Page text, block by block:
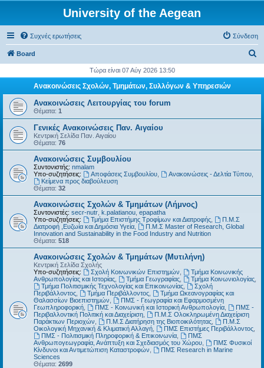
University of the Aegean
Συχνές ερωτήσεις Σύνδεση
Board
ζ
σ
Τώρα είναι 07 Αύγ 2026 13:50
Ανακοινώσεις Σχολών, Τμημάτων, Συλλόγων & Υπηρεσιών
Ανακοινώσεις Λειτουργίας του forum
Θέματα: 1
Γενικές Ανακοινώσεις Παν. Αιγαίου
Κεντρική Σελίδα Παν. Αιγαίου
Θέματα: 76
Ανακοινώσεις Συμβουλίου
Συντονιστής: nmalam
Υπο-συζητήσεις:
Αποφάσεις Συμβουλίου, Ανακοινώσεις - Δελτία Τύπου,
Kείμενα προς διαβούλευση
Θέματα: 32
Ανακοινώσεις Σχολών & Τμημάτων (Λήμνος)
Συντονιστές: secr-nutr k.palatianou epapatha
Υπο-συζητήσεις:
Τμήμα Επιστήμης Τροφίμων και Διατροφής,
Π.Μ.Σ
Διατροφή ,Ευζωία και Δημόσια Υγεία
Π.Μ.Σ Master of Research, Global
Innovation and Sustainability in the Food Industry and Nutrition
Θέματα: 518
Ανακοινώσεις Σχολών & Τμημάτων (Μυτιλήνη)
Κεντρική Σελίδα Σχολής
Υπο-συζητήσεις:
Σχολή Κοινωνικών Επιστημών
Τμήμα Κοινωνικής
Ανθρωπολογίας και Ιστορίας
Τμήμα Γεωγραφίας, Τμήμα Κοινωνιολογίας,
Τμήμα Πολιτισμικής Τεχνολογίας και Επικοινωνίας,
Σχολή
Περιβάλλοντος
Τμήμα Περιβάλλοντος,
Τμήμα Ωκεανογραφίας και
Θαλασσίων Βιοεπιστημών
ΠΜΣ - Γεωγραφία και Εφαρμοσμένη
Γεωπληροφορική
ΠΜΣ - Κοινωνική και Ιστορική Ανθρωπολογία,
ΠΜΣ -
Περιβαλλοντική Πολιτική και Διαχείριση
Π.Μ.Σ Ολοκληρωμένη Διαχείριση
Παράκτιων Περιοχών
Π.Μ.Σ Διατήρηση της Βιοποικιλότητας,
Π.Μ.Σ
Οικολογική Μηχανική & Κλιματική Αλλαγή
ΠΜΣ Επιστήμες Περιβάλλοντος,
ΠΜΣ - Πολιτισμική Πληροφορική & Επικοινωνία,
ΠΜΣ
Ανθρωπογεωγραφία, Ανάπτυξη και Σχεδιασμός του Χώρου
ΠΜΣ Φυσικοί
Κίνδυνοι και Αντιμετώπιση Καταστροφών
ΠΜΣ Research in Marine
Sciences
Θέματα: 2699